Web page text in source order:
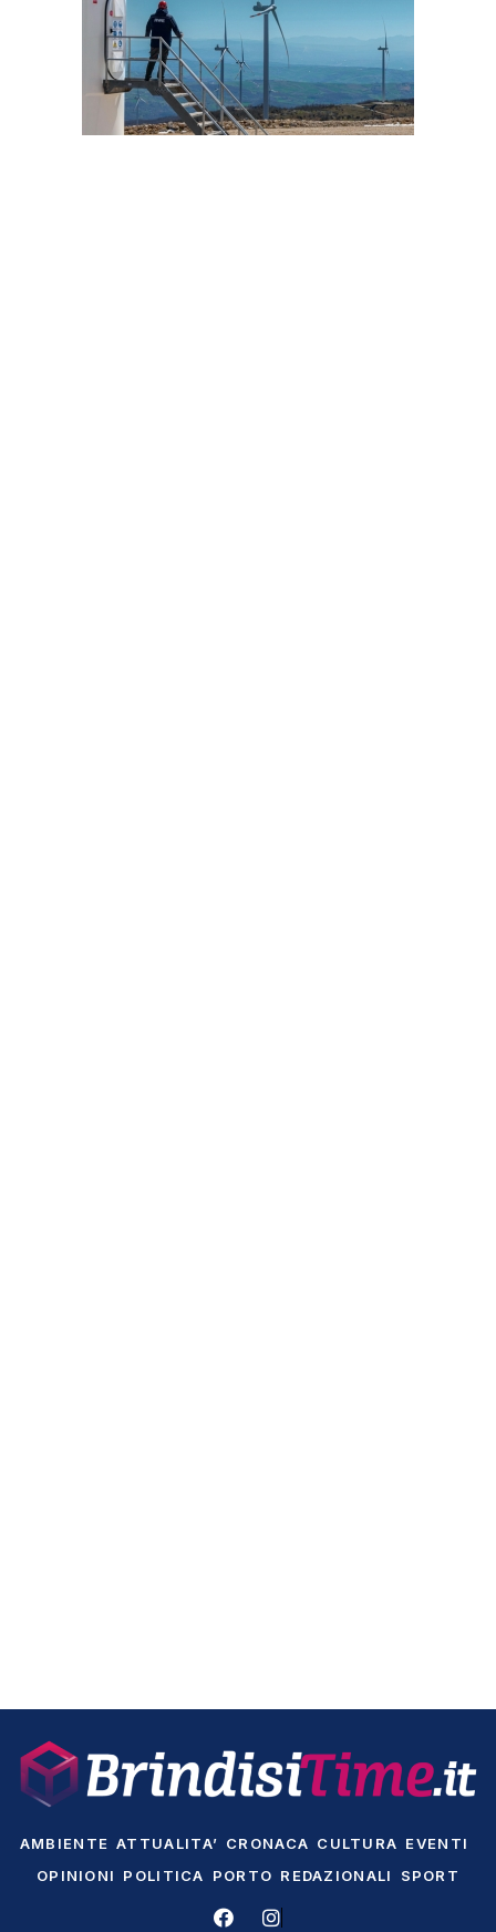
AMBIENTE ATTUALITA’ CRONACA CULTURA EVENTI
OPINIONI
POLITICA PORTO REDAZIONALI SPORT